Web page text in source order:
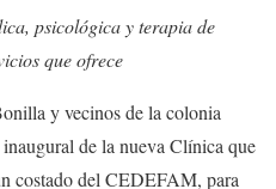
psicológica y terapia de
que ofrece
y vecinos de la colonia
de la nueva Clínica que
costado del CEDEFAM, para